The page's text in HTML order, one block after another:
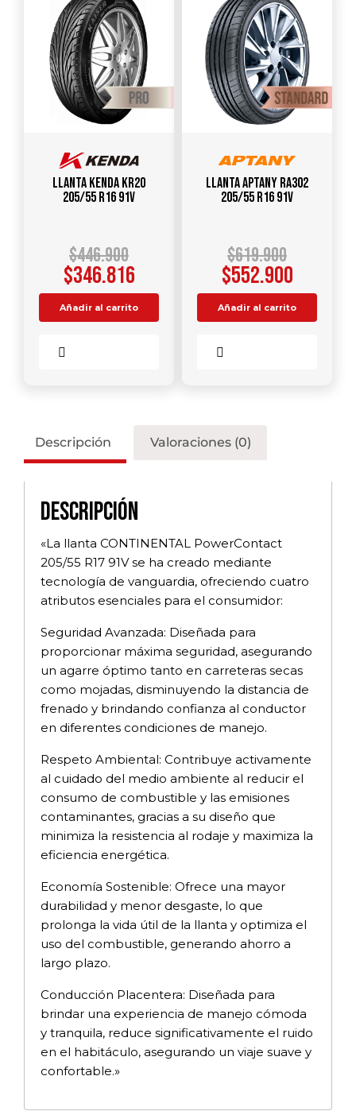
Llanta KENDA KR20
205/55 R16 91V
$446.900
$346.816
Añadir al carrito
Llanta APTANY RA302
205/55 R16 91V
$619.900
$552.900
Añadir al carrito
Descripción Valoraciones (0)
Descripción
«La llanta CONTINENTAL PowerContact
205/55 R17 91V se ha creado mediante
tecnología de vanguardia, ofreciendo cuatro
atributos esenciales para el consumidor:
Seguridad Avanzada: Diseñada para
proporcionar máxima seguridad, asegurando
un agarre óptimo tanto en carreteras secas
como mojadas, disminuyendo la distancia de
frenado y brindando confianza al conductor
en diferentes condiciones de manejo.
Respeto Ambiental: Contribuye activamente
al cuidado del medio ambiente al reducir el
consumo de combustible y las emisiones
contaminantes, gracias a su diseño que
minimiza la resistencia al rodaje y maximiza la
eficiencia energética.
Economía Sostenible: Ofrece una mayor
durabilidad y menor desgaste, lo que
prolonga la vida útil de la llanta y optimiza el
uso del combustible, generando ahorro a
largo plazo.
Conducción Placentera: Diseñada para
brindar una experiencia de manejo cómoda
y tranquila, reduce significativamente el ruido
en el habitáculo, asegurando un viaje suave y
confortable.»